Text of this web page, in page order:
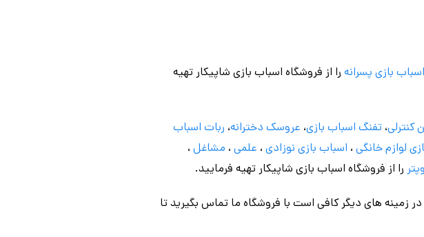
اسباب بازی پسرانه را از فروشگاه اسباب بازی شاپیکار تهیه
کنترلی، تفنگ اسباب بازی، عروسک دخترانه، ربات اسباب
لوازم خانگی ، اسباب بازی نوزادی ، علمی ، مشاغل ،
را از فروشگاه اسباب بازی شاپیکار تهیه فرمایید.
های دیگر کافی است با فروشگاه ما تماس بگیرید تا